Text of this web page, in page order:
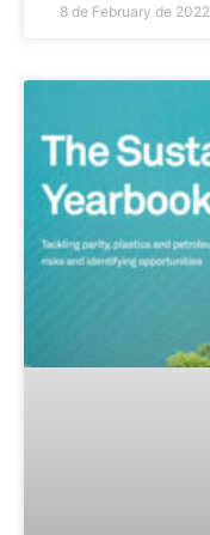
8 de February de 2022